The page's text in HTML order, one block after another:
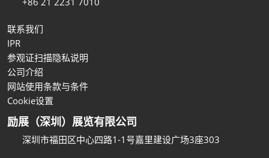
联系我们
IPR
参观证扫描隐私说明
公司介绍
网站使用条款与条件
Cookie设置
励展（深圳）展览有限公司
深圳市福田区中心四路1-1号嘉里建设广场3座303